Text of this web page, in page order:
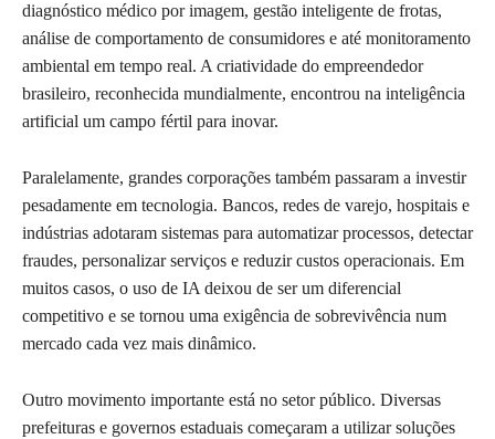
diagnóstico médico por imagem, gestão inteligente de frotas,
análise de comportamento de consumidores e até monitoramento
ambiental em tempo real. A criatividade do empreendedor
brasileiro, reconhecida mundialmente, encontrou na inteligência
artificial um campo fértil para inovar.
Paralelamente, grandes corporações também passaram a investir
pesadamente em tecnologia. Bancos, redes de varejo, hospitais e
indústrias adotaram sistemas para automatizar processos, detectar
fraudes, personalizar serviços e reduzir custos operacionais. Em
muitos casos, o uso de IA deixou de ser um diferencial
competitivo e se tornou uma exigência de sobrevivência num
mercado cada vez mais dinâmico.
Outro movimento importante está no setor público. Diversas
prefeituras e governos estaduais começaram a utilizar soluções